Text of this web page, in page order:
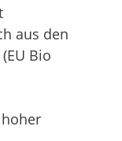
aus den
Bio